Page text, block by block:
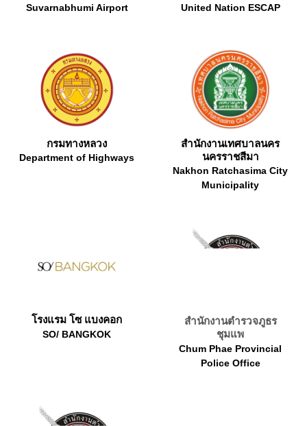
Suvarnabhumi Airport United Nation ESCAP
กรมทางหลวง
Department of Highways
สำนักงานเทศบาลนคร
นครราชสีมา
Nakhon Ratchasima City
Municipality
โรงแรม โซ แบงคอก
SO/ BANGKOK
สำนักงานตำรวจภูธร
ชุมแพ
Chum Phae Provincial
Police Office